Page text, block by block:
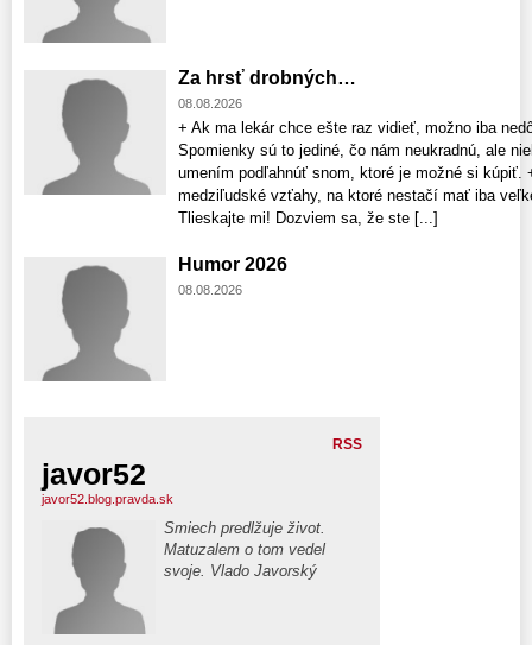
Za hrsť drobných…
08.08.2026
+ Ak ma lekár chce ešte raz vidieť, možno iba
Spomienky sú to jediné, čo nám neukradnú, ale
umením podľahnúť snom, ktoré je možné si kúpiť.
medziľudské vzťahy, na ktoré nestačí mať iba
Tlieskajte mi! Dozviem sa, že ste [...]
Humor 2026
08.08.2026
RSS
javor52
javor52.blog.pravda.sk
Smiech predlžuje život.
Matuzalem o tom vedel
svoje. Vlado Javorský